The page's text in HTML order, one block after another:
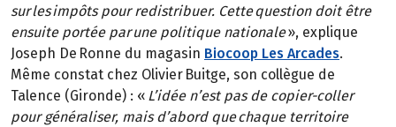
sur les impôts pour redistribuer. Cette question doit être
ensuite portée par une politique nationale», explique
Joseph De Ronne du magasin Biocoop Les Arcades.
Même constat chez Olivier Buitge, son collègue de
Talence (Gironde) : « L’idée n’est pas de copier-coller
pour généraliser, mais d’abord que chaque territoire